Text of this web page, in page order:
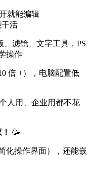
就能编辑
干活
、滤镜、文字工具，PS
操作
倍 +），电脑配置低
人用、企业用都不花
🥳
化操作界面），还能嵌